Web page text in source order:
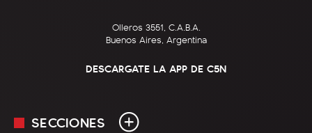
Olleros 3551, C.A.B.A.
Buenos Aires, Argentina
DESCARGATE LA APP DE C5N
SECCIONES